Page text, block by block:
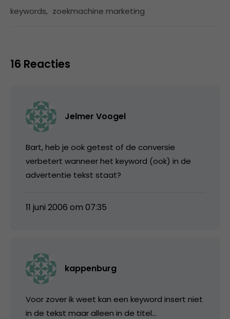
keywords, zoekmachine marketing
16 Reacties
Jelmer Voogel
Bart, heb je ook getest of de conversie
verbetert wanneer het keyword (ook) in de
advertentie tekst staat?
11 juni 2006 om 07:35
kappenburg
Voor zover ik weet kan een keyword insert niet
in de tekst maar alleen in de titel…